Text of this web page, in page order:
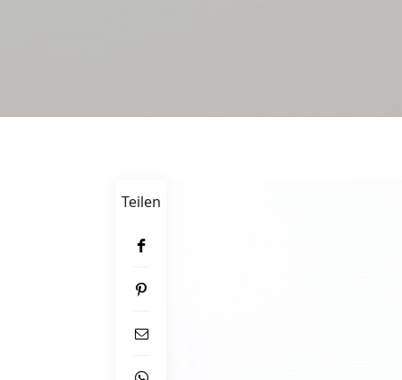
Teilen